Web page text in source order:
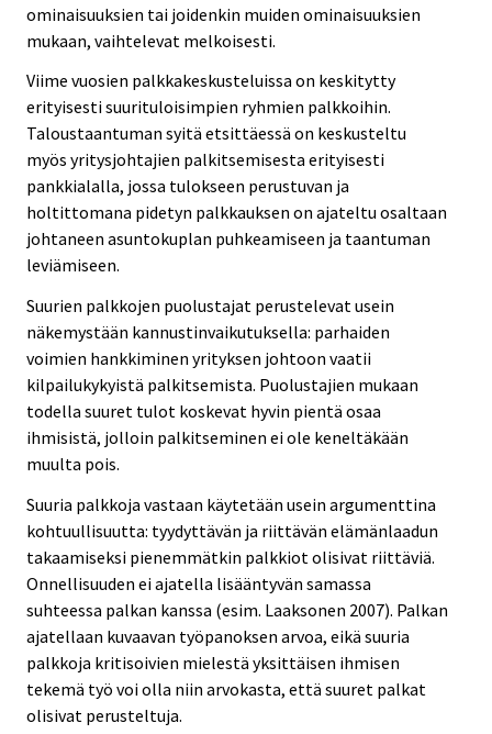
ominaisuuksien tai joidenkin muiden ominaisuuksien
mukaan, vaihtelevat melkoisesti.
Viime vuosien palkkakeskusteluissa on keskitytty
erityisesti suurituloisimpien ryhmien palkkoihin.
Taloustaantuman syitä etsittäessä on keskusteltu
myös yritysjohtajien palkitsemisesta erityisesti
pankkialalla, jossa tulokseen perustuvan ja
holtittomana pidetyn palkkauksen on ajateltu osaltaan
johtaneen asuntokuplan puhkeamiseen ja taantuman
leviämiseen.
Suurien palkkojen puolustajat perustelevat usein
näkemystään kannustinvaikutuksella: parhaiden
voimien hankkiminen yrityksen johtoon vaatii
kilpailukykyistä palkitsemista. Puolustajien mukaan
todella suuret tulot koskevat hyvin pientä osaa
ihmisistä, jolloin palkitseminen ei ole keneltäkään
muulta pois.
Suuria palkkoja vastaan käytetään usein argumenttina
kohtuullisuutta: tyydyttävän ja riittävän elämänlaadun
takaamiseksi pienemmätkin palkkiot olisivat riittäviä.
Onnellisuuden ei ajatella lisääntyvän samassa
suhteessa palkan kanssa (esim. Laaksonen 2007). Palkan
ajatellaan kuvaavan työpanoksen arvoa, eikä suuria
palkkoja kritisoivien mielestä yksittäisen ihmisen
tekemä työ voi olla niin arvokasta, että suuret palkat
olisivat perusteltuja.